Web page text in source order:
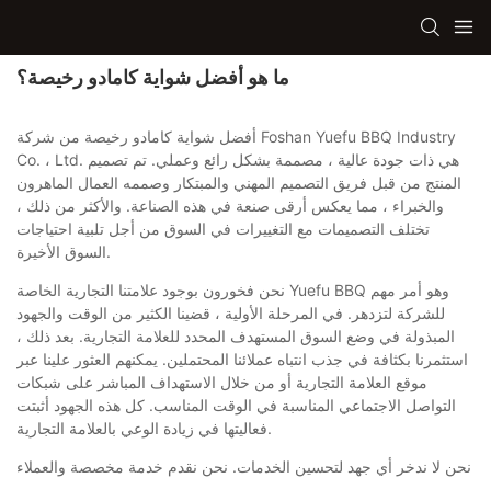
ما هو أفضل شواية كامادو رخيصة؟
أفضل شواية كامادو رخيصة من شركة Foshan Yuefu BBQ Industry
Co. ، Ltd. هي ذات جودة عالية ، مصممة بشكل رائع وعملي. تم تصميم
المنتج من قبل فريق التصميم المهني والمبتكار وصممه العمال الماهرون
والخبراء ، مما يعكس أرقى صنعة في هذه الصناعة. والأكثر من ذلك ،
تختلف التصميمات مع التغييرات في السوق من أجل تلبية احتياجات
السوق الأخيرة.
نحن فخورون بوجود علامتنا التجارية الخاصة Yuefu BBQ وهو أمر مهم
للشركة لتزدهر. في المرحلة الأولية ، قضينا الكثير من الوقت والجهود
المبذولة في وضع السوق المستهدف المحدد للعلامة التجارية. بعد ذلك ،
استثمرنا بكثافة في جذب انتباه عملائنا المحتملين. يمكنهم العثور علينا عبر
موقع العلامة التجارية أو من خلال الاستهداف المباشر على شبكات
التواصل الاجتماعي المناسبة في الوقت المناسب. كل هذه الجهود أثبتت
فعاليتها في زيادة الوعي بالعلامة التجارية.
نحن لا ندخر أي جهد لتحسين الخدمات. نحن نقدم خدمة مخصصة والعملاء